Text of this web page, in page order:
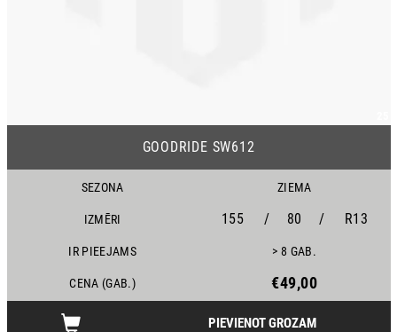
GOODRIDE SW612
SEZONA ZIEMA
IZMĒRI 155 / 80 / R13
IR PIEEJAMS > 8 GAB.
CENA (GAB.) €49,00
PIEVIENOT GROZAM